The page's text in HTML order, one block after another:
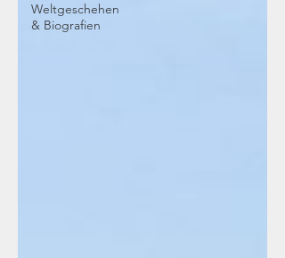
Weltgeschehen
& Biografien